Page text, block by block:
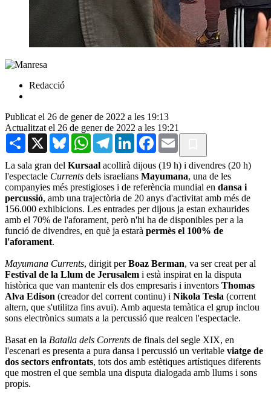
Redacció
Publicat el 26 de gener de 2022 a les 19:13
Actualitzat el 26 de gener de 2022 a les 19:21
Share X BlueskyWhatsAppTelegramLinkedInFacebook
Email
La sala gran del Kursaal acollirà dijous (19 h) i divendres (20 h)
l'espectacle Currents dels israelians Mayumana, una de les
companyies més prestigioses i de referència mundial en dansa i
percussió, amb una trajectòria de 20 anys d'activitat amb més de
156.000 exhibicions. Les entrades per dijous ja estan exhaurides
amb el 70% de l'aforament, però n'hi ha de disponibles per a la
funció de divendres, en què ja estarà permès el 100% de
l'aforament.
Mayumana Currents, dirigit perBoaz Berman, va ser creat per al
Festival de la Llum de Jerusalem i està inspirat en la disputa
històrica que van mantenir els dos empresaris i inventors Thomas
Alva Edison (creador del corrent continu) i Nikola Tesla (corrent
altern, que s'utilitza fins avui). Amb aquesta temàtica el grup inclou
sons electrònics sumats a la percussió que realcen l'espectacle.
Basat en la Batalla dels Corrents de finals del segle XIX, en
l'escenari es presenta a pura dansa i percussió un veritable viatge de
dos sectors enfrontats, tots dos amb estètiques artístiques diferents
que mostren el que sembla una disputa dialogada amb llums i sons
propis.